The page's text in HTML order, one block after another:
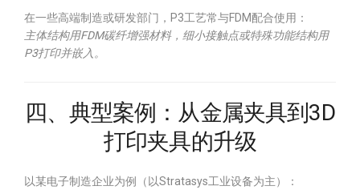
在一些高端制造或研发部门，P3工艺常与FDM配合使用：
主体结构用FDM碳纤增强材料，细小接触点或特殊功能结构用
P3打印并嵌入。
四、典型案例：从金属夹具到3D
打印夹具的升级
以某电子制造企业为例（以Stratasys工业设备为主）：